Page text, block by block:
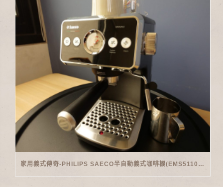
家用義式傳奇-PHILIPS SAECO半自動義式咖啡機(EMS5110)開箱